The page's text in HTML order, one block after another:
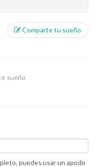
Comparte tu sueño
sueño
puedes usar un apodo